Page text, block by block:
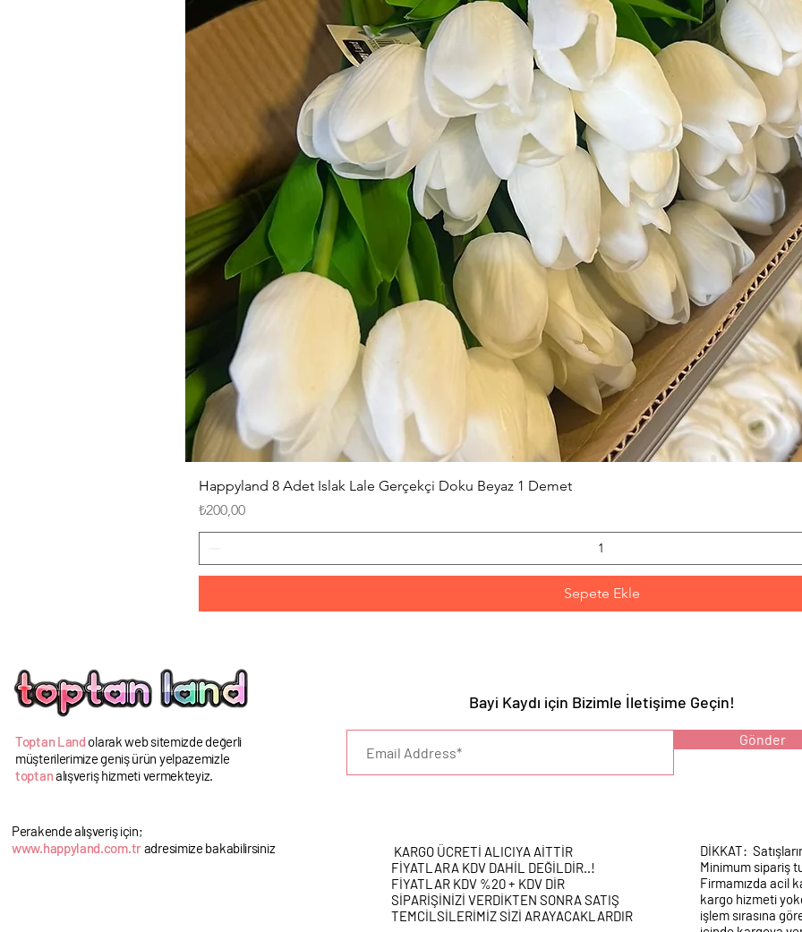
Happyland 8 Adet Islak Lale Gerçekçi Doku Beyaz 1 Demet
Fiyat
₺200,00
Sepete Ekle
Toptan Land olarak web sitemizde değerli
müşterilerimize geniş ürün yelpazemizle
toptanalışveriş hizmeti vermekteyiz.
Perakende alışveriş için;
www.happyland.com.tradresimize bakabilirsiniz
UYARI :
Bayi Kaydı için Bizimle İletişime Geçin!
Gönder
KARGO ÜCRETİ ALICIYA AİTTİR
FİYATLARA KDV DAHİL DEĞİLDİR..!
FİYATLAR KDV %20 + KDV DİR
SİPARİŞİNİZİ VERDİKTEN SONRA SATIŞ
TEMCİLSİLERİMİZ SİZİ ARAYACAKLARDIR
DİKKAT:
Minimum sipariş
Firmamızda acil
kargo hizmeti
işlem sırasına